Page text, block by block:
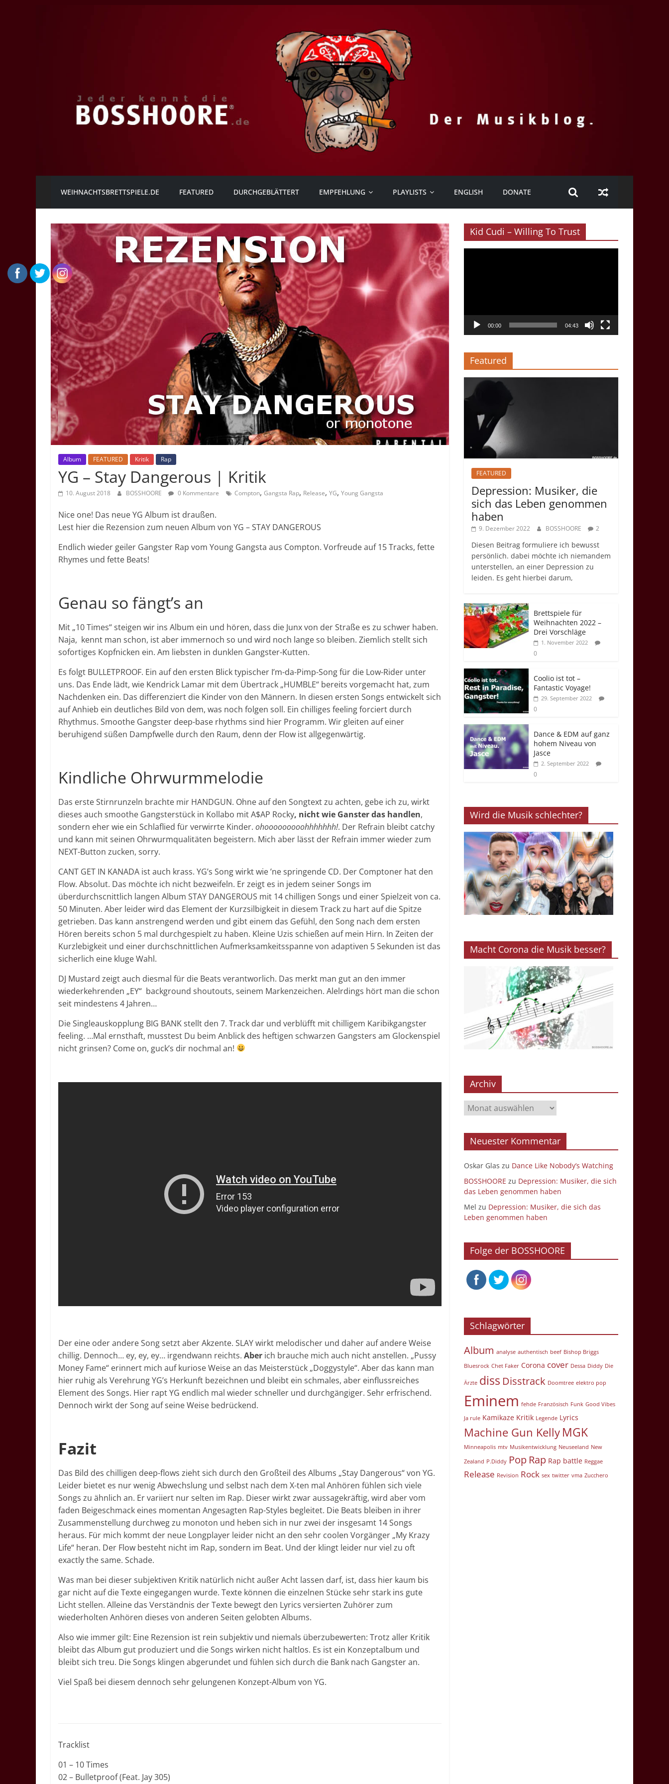
Die
BOSSHOORE
–
Der
Musikblog
Musikblog,
Übersetzungen,
Kritiken
und
Videovorschläge
WEIHNACHTSBRETTSPIELE.DE FEATURED DURCHGEBLÄTTERT EMPFEHLUNG PLAYLISTS ENGLISH DONATE
Album FEATURED Kritik Rap
YG – Stay Dangerous | Kritik
10. August 2018 BOSSHOORE 0 Kommentare Compton, Gangsta Rap, Release, YG, Young Gangsta
Nice one! Das neue YG Album ist draußen.
Lest hier die Rezension zum neuen Album von YG – STAY DANGEROUS
Endlich wieder geiler Gangster Rap vom Young Gangsta aus Compton. Vorfreude auf 15 Tracks, fette
Rhymes und fette Beats!
Genau so fängt’s an
Mit „10 Times“ steigen wir ins Album ein und hören, dass die Junx von der Straße es zu schwer haben.
Naja, kennt man schon, ist aber immernoch so und wird noch lange so bleiben. Ziemlich stellt sich
sofortiges Kopfnicken ein. Am liebsten in dunklen Gangster-Kutten.
Es folgt BULLETPROOF. Ein auf den ersten Blick typischer I’m-da-Pimp-Song für die Low-Rider unter
uns. Das Ende lädt, wie Kendrick Lamar mit dem Übertrack „HUMBLE“ bereits vorgemacht hat, zum
Nachdenken ein. Das differenziert die Kinder von den Männern. In diesen ersten Songs entwickelt sich
auf Anhieb ein deutliches Bild von dem, was noch folgen soll. Ein chilliges feeling forciert durch
Rhythmus. Smoothe Gangster deep-base rhythms sind hier Programm. Wir gleiten auf einer
beruhigend süßen Dampfwelle durch den Raum, denn der Flow ist allgegenwärtig.
Kindliche Ohrwurmmelodie
Das erste Stirnrunzeln brachte mir HANDGUN. Ohne auf den Songtext zu achten, gebe ich zu, wirkt
dieses auch smoothe Gangsterstück in Kollabo mit A$AP Rocky, nicht wie Ganster das handlen,
sondern eher wie ein Schlaflied für verwirrte Kinder. ohooooooooohhhhhhh!. Der Refrain bleibt catchy
und kann mit seinen Ohrwurmqualitäten begeistern. Mich aber lässt der Refrain immer wieder zum
NEXT-Button zucken, sorry.
CANT GET IN KANADA ist auch krass. YG’s Song wirkt wie ’ne springende CD. Der Comptoner hat den
Flow. Absolut. Das möchte ich nicht bezweifeln. Er zeigt es in jedem seiner Songs im
überdurchscnittlich langen Album STAY DANGEROUS mit 14 chilligen Songs und einer Spielzeit von ca.
50 Minuten. Aber leider wird das Element der Kurzsilbigkeit in diesem Track zu hart auf die Spitze
getrieben. Das kann anstrengend werden und gibt einem das Gefühl, den Song nach dem ersten
Hören bereits schon 5 mal durchgespielt zu haben. Kleine Uzis schießen auf mein Hirn. In Zeiten der
Kurzlebigkeit und einer durchschnittlichen Aufmerksamkeitsspanne von adaptiven 5 Sekunden ist das
sicherlich eine kluge Wahl.
DJ Mustard zeigt auch diesmal für die Beats verantworlich. Das merkt man gut an den immer
wiederkehrenden „EY“ background shoutouts, seinem Markenzeichen. Alelrdings hört man die schon
seit mindestens 4 Jahren…
Die Singleauskopplung BIG BANK stellt den 7. Track dar und verblüfft mit chilligem Karibikgangster
feeling. …Mal ernsthaft, musstest Du beim Anblick des heftigen schwarzen Gangsters am Glockenspiel
nicht grinsen? Come on, guck’s dir nochmal an!
Der eine oder andere Song setzt aber Akzente. SLAY wirkt melodischer und daher auf andere Weise
chillig. Dennoch… ey, ey, ey… irgendwann reichts. Aber ich brauche mich auch nicht anstellen. „Pussy
Money Fame“ erinnert mich auf kuriose Weise an das Meisterstück „Doggystyle“. Aber das kann man
hier ruhig als Verehrung YG’s Herkunft bezeichnen und bleibt ein schmales, aber einflussreiches
Element des Songs. Hier rapt YG endlich mal wieder schneller und durchgängiger. Sehr erfrischend.
Dennoch wirkt der Song auf seine Weise bedrückend.
Fazit
Das Bild des chilligen deep-flows zieht sich durch den Großteil des Albums „Stay Dangerous“ von YG.
Leider bietet es nur wenig Abwechslung und selbst nach dem X-ten mal Anhören fühlen sich viele
Songs zu ähnlich an. Er variiert nur selten im Rap. Dieser wirkt zwar aussagekräftig, wird aber vom
faden Beigeschmack eines momentan Angesagten Rap-Styles begleitet. Die Beats bleiben in ihrer
Zusammenstellung durchweg zu monoton und heben sich in nur zwei der insgesamt 14 Songs
heraus. Für mich kommt der neue Longplayer leider nicht an den sehr coolen Vorgänger „My Krazy
Life“ heran. Der Flow besteht nicht im Rap, sondern im Beat. Und der klingt leider nur viel zu oft
exactly the same. Schade.
Was man bei dieser subjektiven Kritik natürlich nicht außer Acht lassen darf, ist, dass hier kaum bis
gar nicht auf die Texte eingegangen wurde. Texte können die einzelnen Stücke sehr stark ins gute
Licht stellen. Alleine das Verständnis der Texte bewegt den Lyrics versierten Zuhörer zum
wiederholten Anhören dieses von anderen Seiten gelobten Albums.
Also wie immer gilt: Eine Rezension ist rein subjektiv und niemals überzubewerten: Trotz aller Kritik
bleibt das Album gut produziert und die Songs wirken nicht haltlos. Es ist ein Konzeptalbum und
bleibt sich treu. Die Songs klingen abgerundet und fühlen sich durch die Bank nach Gangster an.
Viel Spaß bei diesem dennoch sehr gelungenen Konzept-Album von YG.
Tracklist
01 – 10 Times
02 – Bulletproof (Feat. Jay 305)
Kid Cudi – Willing To Trust
00:00 04:43
Featured
FEATURED
Depression: Musiker, die
sich das Leben genommen
haben
9. Dezember 2022 BOSSHOORE 2
Diesen Beitrag formuliere ich bewusst
persönlich. dabei möchte ich niemandem
unterstellen, an einer Depression zu
leiden. Es geht hierbei darum,
Brettspiele für
Weihnachten 2022 –
Drei Vorschläge
1. November 2022
0
Coolio ist tot –
Fantastic Voyage!
29. September 2022
0
Dance & EDM auf ganz
hohem Niveau von
Jasce
2. September 2022
0
Wird die Musik schlechter?
Macht Corona die Musik besser?
Archiv
Archiv
Neuester Kommentar
Oskar Glas zu Dance Like Nobody’s Watching
BOSSHOORE zu Depression: Musiker, die sich
das Leben genommen haben
Mel zu Depression: Musiker, die sich das
Leben genommen haben
Folge der BOSSHOORE
Schlagwörter
Album analyse authentisch beef Bishop Briggs
Bluesrock Chet Faker Corona cover Dessa Diddy Die
Ärzte diss Disstrack Doomtree elektro pop
Eminem fehde Französisch Funk Good Vibes
Ja rule Kamikaze Kritik Legende Lyrics
Machine Gun Kelly MGK
Minneapolis mtv Musikentwicklung Neuseeland New
Zealand P.Diddy Pop Rap Rap battle Reggae
Release Revision Rock sex twitter vma Zucchero